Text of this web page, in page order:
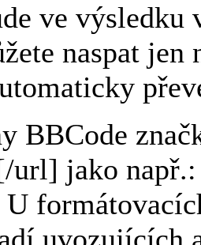
ve výsledku
naspat
BBCode
url] jako
U